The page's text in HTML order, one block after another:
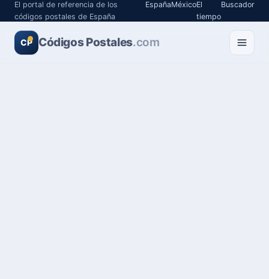
El portal de referencia de los
códigos postales de España
EspañaMéxicoEl
tiempo
Buscador
CP Códigos Postales.com